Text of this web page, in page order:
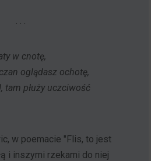
. . .
w cnotę,
oglądasz ochotę,
tam płuży uczciwość
w poemacie "Flis, to jest
i inszymi rzekami do niej